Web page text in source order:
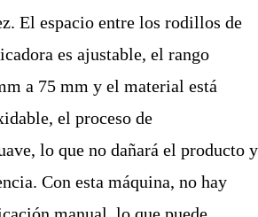
El espacio entre los rodillos de
es ajustable, el rango
a 75 mm y el material está
el proceso de
lo que no dañará el producto y
Con esta máquina, no hay